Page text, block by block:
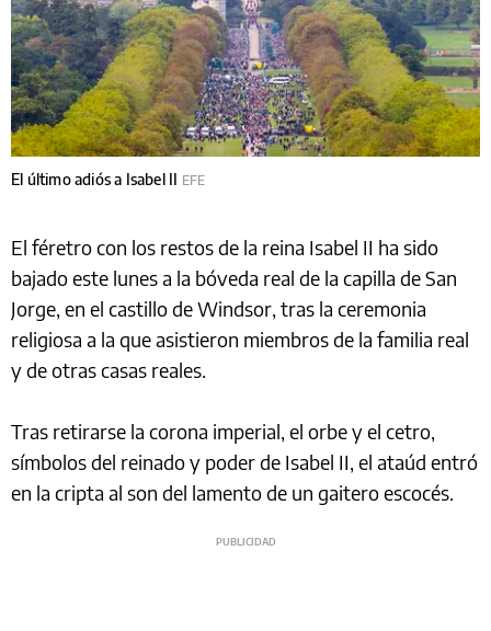
El último adiós a Isabel II EFE
El féretro con los restos de la reina Isabel II ha sido
bajado este lunes a la bóveda real de la capilla de San
Jorge, en el castillo de Windsor, tras la ceremonia
religiosa a la que asistieron miembros de la familia real
y de otras casas reales.
Tras retirarse la corona imperial, el orbe y el cetro,
símbolos del reinado y poder de Isabel II, el ataúd entró
en la cripta al son del lamento de un gaitero escocés.